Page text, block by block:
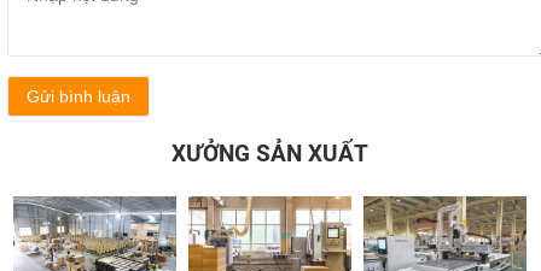
Gửi bình luận
XƯỞNG SẢN XUẤT